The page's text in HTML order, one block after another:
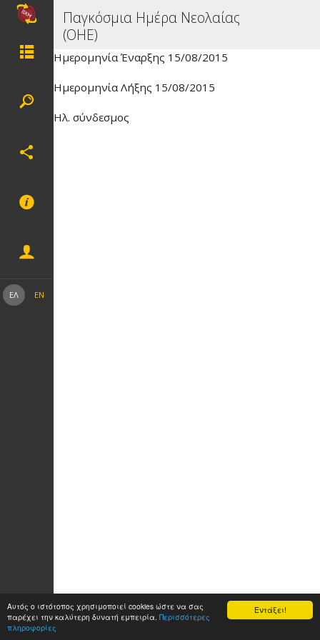
Εντάξει!
Αυτός ο ιστότοπος χρησιμοποιεί cookies ώστε να σας
παρέχει την καλύτερη δυνατή εμπειρία. Περισσότερες
πληροφορίες
ΕΛ EN
Παγκόσμια Ημέρα Νεολαίας
(ΟΗΕ)
Ημερομηνία Έναρξης 15/08/2015
Ημερομηνία Λήξης 15/08/2015
Ηλ. σύνδεσμος